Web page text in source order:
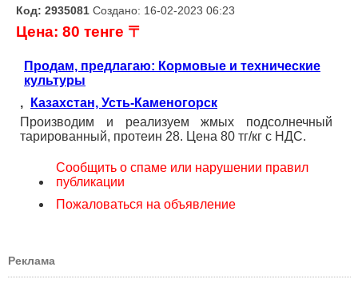
Код: 2935081 Создано: 16-02-2023 06:23
Цена: 80 тенге 〒
Продам, предлагаю: Кормовые и технические
культуры
,
Казахстан, Усть-Каменогорск
Производим и реализуем жмых подсолнечный
тарированный, протеин 28. Цена 80 тг/кг с НДС.
Сообщить о спаме или нарушении правил
публикации
Пожаловаться на объявление
Реклама